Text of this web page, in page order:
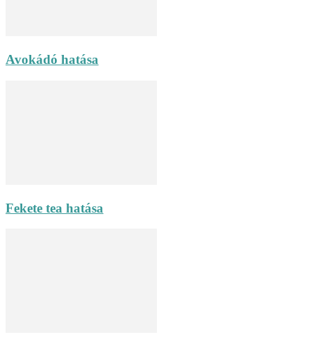
Avokádó hatása
Fekete tea hatása